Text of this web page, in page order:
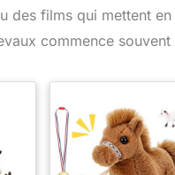
des films qui mettent
commence